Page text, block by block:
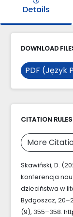
Details
DOWNLOAD
PDF (Język
CITATION RULES
More
Skawiński, D.
konferencja
dzieciństwa w
Bydgoszcz,
(9), 355–358.